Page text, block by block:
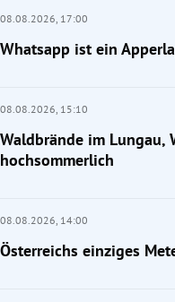
08.08.2026, 17:00
Whatsapp ist ein
08.08.2026, 15:10
Waldbrände im Lungau,
hochsommerlich
08.08.2026, 14:00
Österreichs einziges